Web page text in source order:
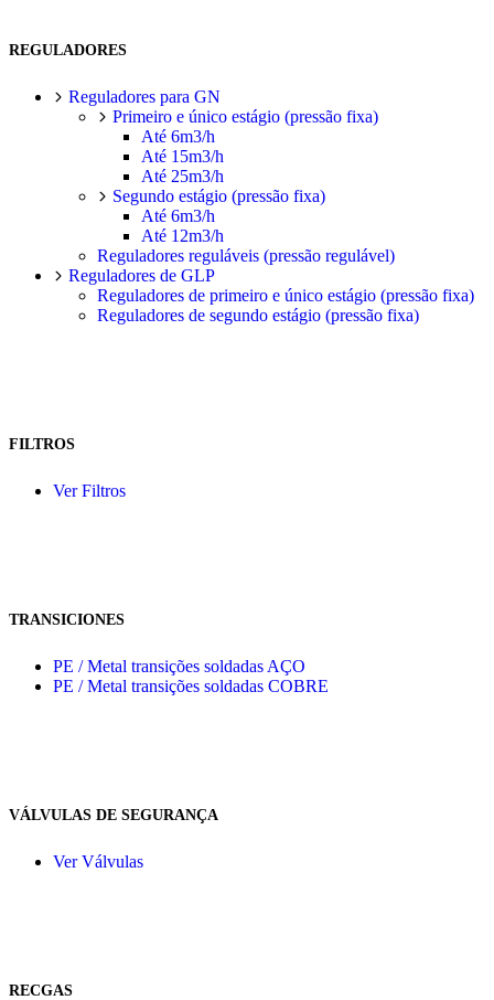
REGULADORES
Reguladores para GN
Primeiro e único estágio (pressão fixa)
Até 6m3/h
Até 15m3/h
Até 25m3/h
Segundo estágio (pressão fixa)
Até 6m3/h
Até 12m3/h
Reguladores reguláveis (pressão regulável)
Reguladores de GLP
Reguladores de primeiro e único estágio (pressão fixa)
Reguladores de segundo estágio (pressão fixa)
FILTROS
Ver Filtros
TRANSICIONES
PE / Metal transições soldadas AÇO
PE / Metal transições soldadas COBRE
VÁLVULAS DE SEGURANÇA
Ver Válvulas
RECGAS